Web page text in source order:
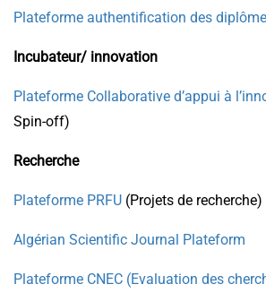
Plateforme authentification des
Incubateur/ innovation
Plateforme Collaborative d’appui à
Spin-off)
Recherche
Plateforme PRFU (Projets de recherche)
Algérian Scientific Journal Plateform
Plateforme CNEC (Evaluation des